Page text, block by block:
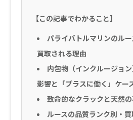
【この記事でわかること】
パライバトルマリンのル
買取される理由
内包物（インクルージョ
影響と「プラスに働く」ケー
致命的なクラックと天然
ルースの品質ランク別・